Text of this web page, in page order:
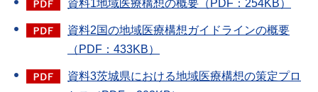
資料1地域医療構想の概要（PDF：254KB）
資料2国の地域医療構想ガイドラインの概要
（PDF：433KB）
資料3茨城県における地域医療構想の策定プロ